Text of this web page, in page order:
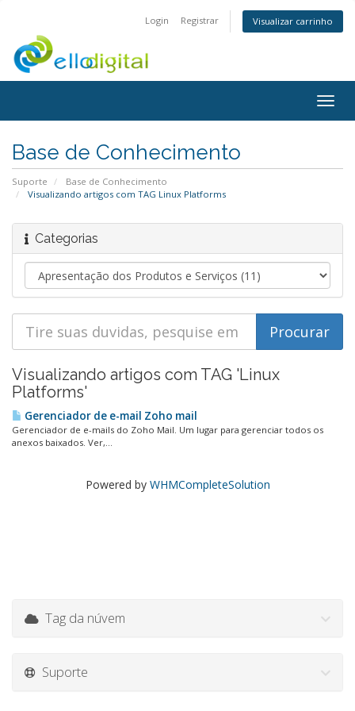
Login Registrar Visualizar carrinho
Base de Conhecimento
Suporte
Base de Conhecimento
Visualizando artigos com TAG Linux Platforms
Categorias
Visualizando artigos com TAG 'Linux
Platforms'
Gerenciador de e-mail Zoho mail
Gerenciador de e-mails do Zoho Mail. Um lugar para gerenciar todos os
anexos baixados. Ver,...
Powered by WHMCompleteSolution
Tag da núvem
Suporte